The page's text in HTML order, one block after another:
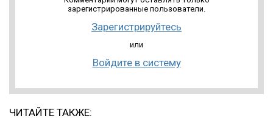
зарегистрированные пользователи.
Зарегистрируйтесь
или
Войдите в систему
ЧИТАЙТЕ ТАКЖЕ: